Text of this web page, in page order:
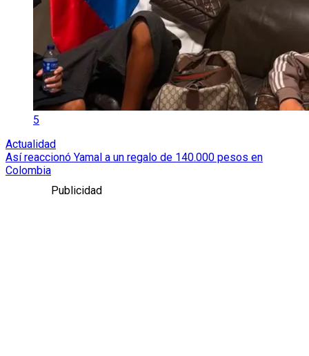
5
Actualidad
Así reaccionó Yamal a un regalo de 140.000 pesos en
Colombia
Publicidad